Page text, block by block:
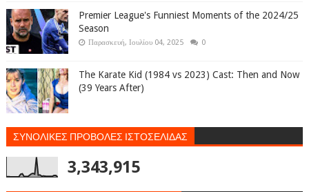
Premier League's Funniest Moments of the 2024/25
Season
Παρασκευή, Ιουλίου 04, 2025 0
The Karate Kid (1984 vs 2023) Cast: Then and Now
(39 Years After)
ΣΥΝΟΛΙΚΕΣ ΠΡΟΒΟΛΕΣ ΙΣΤΟΣΕΛΙΔΑΣ
3,343,915